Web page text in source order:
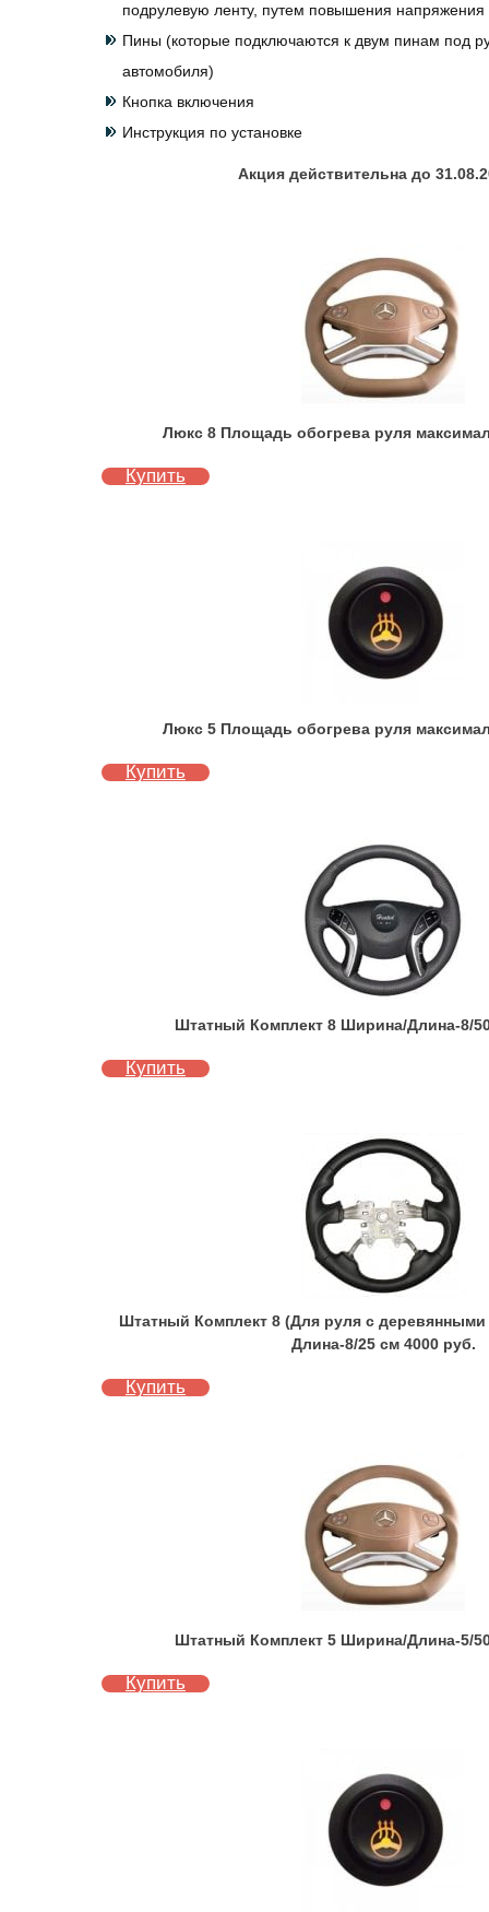
подрулевую ленту, путем повышения напряжения
Пины (которые подключаются к двум пинам под
автомобиля)
Кнопка включения
Инструкция по установке
Акция действительна до
Люкс 8 Площадь обогрева руля
Купить
Люкс 5 Площадь обогрева руля
Купить
Штатный Комплект 8 Ширина/Длина-8/
Купить
Штатный Комплект 8 (Для руля с
Длина-8/25 см 4000 руб.
Купить
Штатный Комплект 5 Ширина/Длина-5/
Купить